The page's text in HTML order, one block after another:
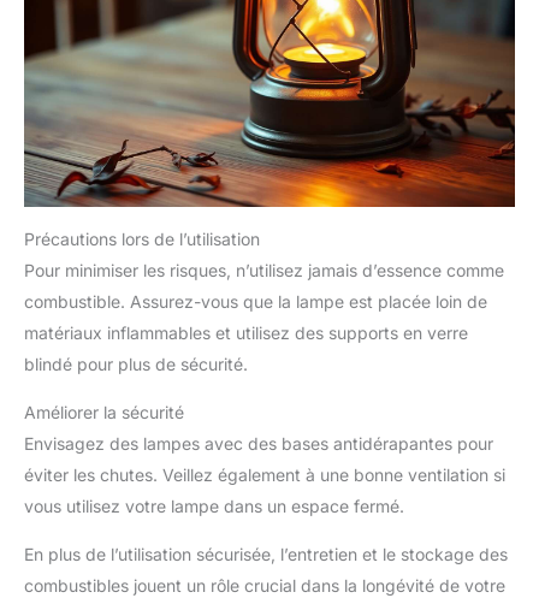
Précautions lors de l’utilisation
Pour minimiser les risques, n’utilisez jamais d’essence comme
combustible. Assurez-vous que la lampe est placée loin de
matériaux inflammables et utilisez des supports en verre
blindé pour plus de sécurité.
Améliorer la sécurité
Envisagez des lampes avec des bases antidérapantes pour
éviter les chutes. Veillez également à une bonne ventilation si
vous utilisez votre lampe dans un espace fermé.
En plus de l’utilisation sécurisée, l’entretien et le stockage des
combustibles jouent un rôle crucial dans la longévité de votre